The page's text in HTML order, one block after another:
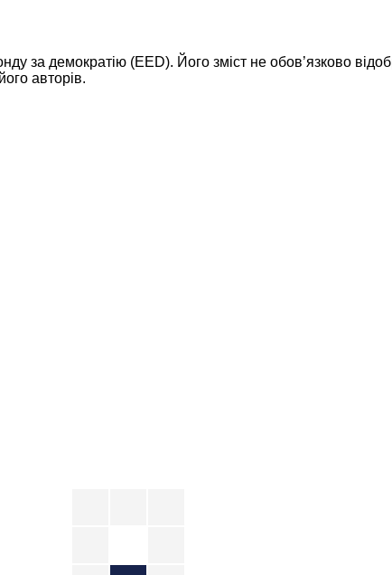
за демократію (EED). Його зміст не обов’язково
авторів.